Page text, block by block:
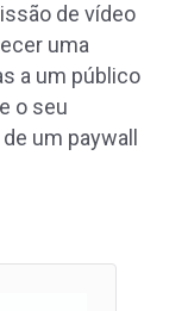
de vídeo
uma
a um público
o seu
um paywall